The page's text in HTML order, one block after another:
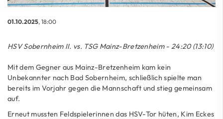
01.10.2025, 18:00
HSV Sobernheim II. vs. TSG Mainz-Bretzenheim - 24:20 (13:10)
Mit dem Gegner aus Mainz-Bretzenheim kam kein
Unbekannter nach Bad Sobernheim, schließlich spielte man
bereits im Vorjahr gegen die Mannschaft und stieg gemeinsam
auf.
Erneut mussten Feldspielerinnen das HSV-Tor hüten, Kim Eckes